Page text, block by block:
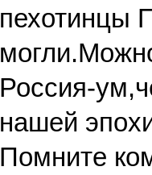
пехотинцы
Россия-
нашей
Помните